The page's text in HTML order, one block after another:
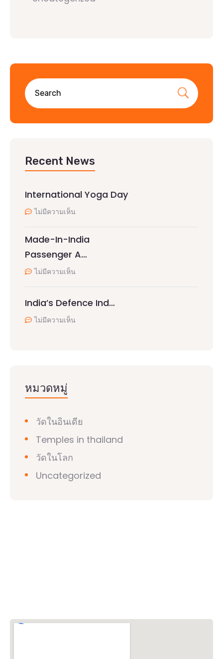
Recent News
International Yoga Day
ไม่มีความเห็น
Made-In-India
Passenger A…
ไม่มีความเห็น
India’s Defence Ind…
ไม่มีความเห็น
หมวดหมู่
วัดในอินเดีย
Temples in thailand
วัดในโลก
Uncategorized